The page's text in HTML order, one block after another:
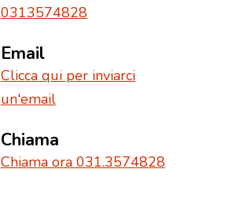
0313574828
Email
Clicca qui per inviarci
un'email
Chiama
Chiama ora 031.3574828